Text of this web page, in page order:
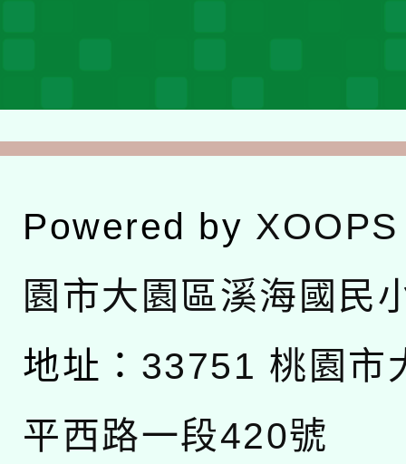
Powered by XOOPS
園市大園區溪海國民
地址： 33751 桃園市
平西路一段420號